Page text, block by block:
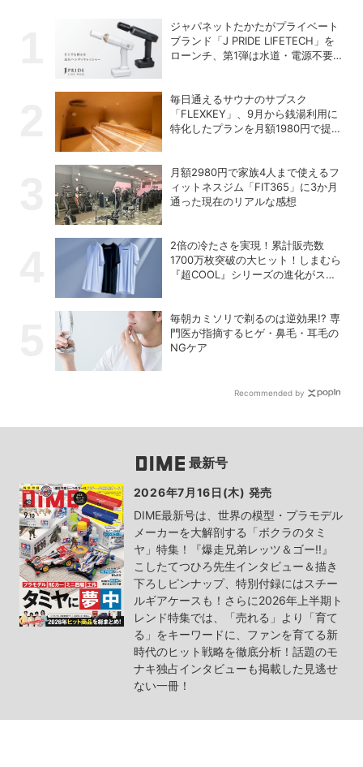
ジャパネットたかたがプライベート
ブランド「J PRIDE LIFETECH」を
ローンチ、第1弾は水道・電源不要
毎日通えるサウナのサブスク
「FLEXKEY」、9月から銭湯利用に
特化したプランを月額1980円で提供
月額2980円で家族4人まで使えるフ
ィットネスジム「FIT365」に3か月
通った現在のリアルな感想
2倍の冷たさを実現！累計販売数
1700万枚突破の大ヒット！しまむら
『超COOL』シリーズの進化がスゴ
毎朝カミソリで剃るのは逆効果!? 専
門医が指摘するヒゲ・鼻毛・耳毛の
NGケア
Recommended by
最新号
2026年7月16日(木) 発売
DIME最新号は、世界の模型・プラモデル
メーカーを大解剖する「ボクラのタミ
ヤ」特集！『爆走兄弟レッツ＆ゴー!!』
こしたてつひろ先生インタビュー＆描き
下ろしピンナップ、特別付録にはスチー
ルギアケースも！さらに2026年上半期ト
レンド特集では、「売れる」より「育て
る」をキーワードに、ファンを育てる新
時代のヒット戦略を徹底分析！話題のモ
ナキ独占インタビューも掲載した見逃せ
ない一冊！